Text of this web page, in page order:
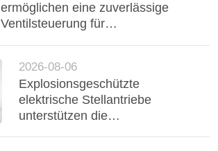
ermöglichen eine zuverlässige
Ventilsteuerung für
2026-08-06
Explosionsgeschützte
elektrische Stellantriebe
unterstützen die